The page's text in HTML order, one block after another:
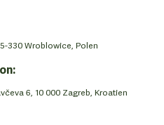
330 Wroblowice, Polen
6, 10 000 Zagreb, Kroatien